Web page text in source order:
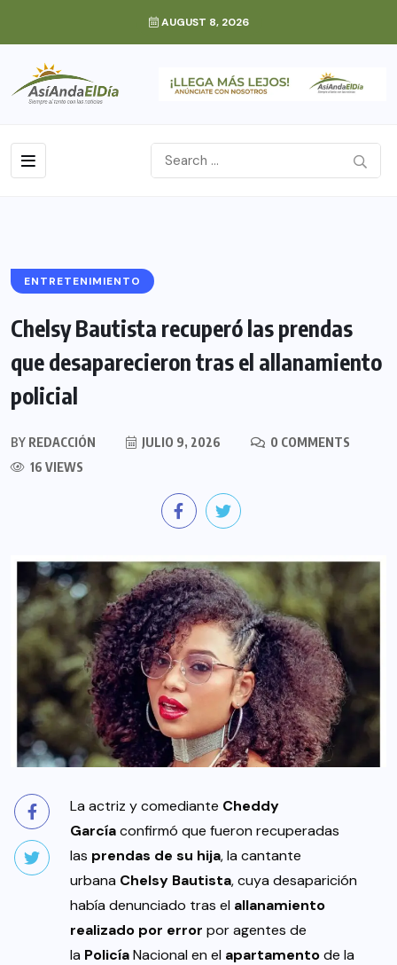
AUGUST 8, 2026
ENTRETENIMIENTO
Chelsy Bautista recuperó las prendas
que desaparecieron tras el allanamiento
policial
BY REDACCIÓN JULIO 9, 2026
0 COMMENTS
16 VIEWS
La actriz y comediante Cheddy
Garcíaconfirmó que fueron recuperadas
las prendas de su hija, la cantante
urbana Chelsy Bautista, cuya desaparición
había denunciado tras el allanamiento
realizado por error por agentes de
la PolicíaNacional en el apartamentode la